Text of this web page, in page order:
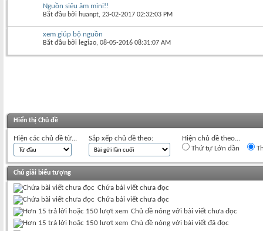
Nguồn siêu âm mini!!
Bắt đầu bởi huanpt‎, 23-02-2017 02:32:03 PM
xem giúp bộ nguồn
Bắt đầu bởi legiao‎, 08-05-2016 08:31:07 AM
Hiển thị Chủ đề
Hiện các chủ đề từ... Sắp xếp chủ đề theo:
Hiện chủ đề theo...
Thứ tự Lớn dần
Chú giải biểu tượng
Chứa bài viết chưa đọc
Chứa bài viết chưa đọc
Chủ đề nóng với bài viết chưa đọc
Chủ đề nóng với bài viết đã đọc